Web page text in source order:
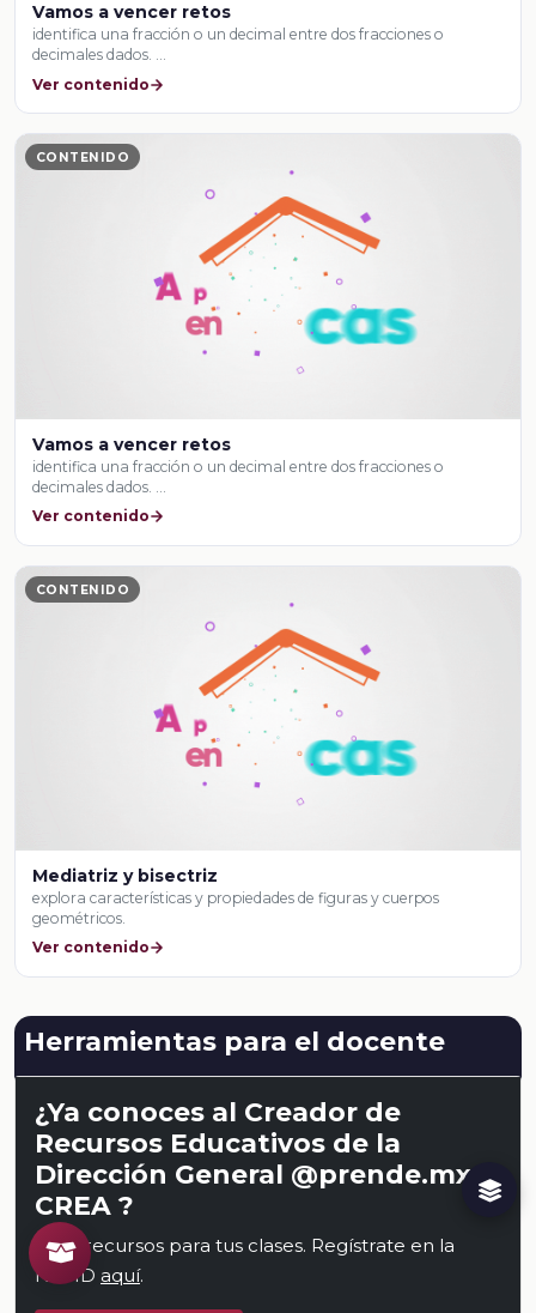
Vamos a vencer retos
identifica una fracción o un decimal entre dos fracciones o
decimales dados. …
Ver contenido
CONTENIDO
Vamos a vencer retos
identifica una fracción o un decimal entre dos fracciones o
decimales dados. …
Ver contenido
CONTENIDO
Mediatriz y bisectriz
explora características y propiedades de figuras y cuerpos
geométricos.
Ver contenido
Herramientas para el docente
¿Ya conoces al Creador de
Recursos Educativos de la
Dirección General @prende.mx
CREA ?
Crea recursos para tus clases. Regístrate en la
NEMD aquí.